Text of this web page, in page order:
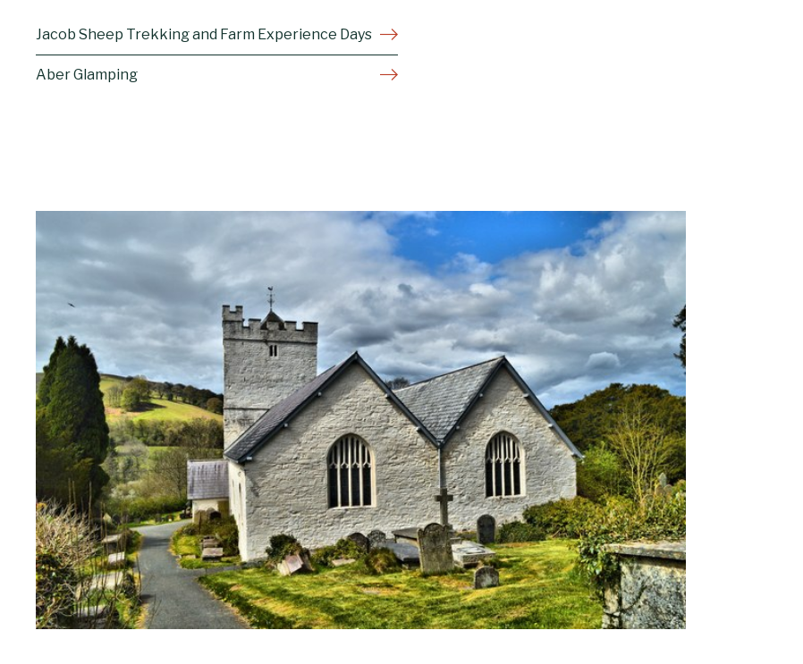
Jacob Sheep Trekking and Farm Experience Days
Aber Glamping